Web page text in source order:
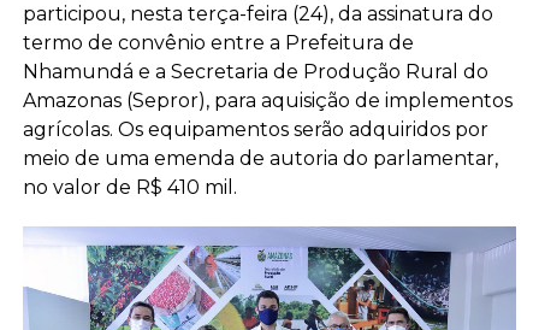
participou, nesta terça-feira (24), da assinatura do
termo de convênio entre a Prefeitura de
Nhamundá e a Secretaria de Produção Rural do
Amazonas (Sepror), para aquisição de implementos
agrícolas. Os equipamentos serão adquiridos por
meio de uma emenda de autoria do parlamentar,
no valor de R$ 410 mil.